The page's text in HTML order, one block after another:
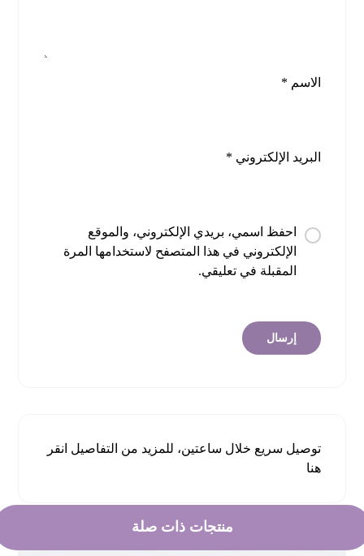
الاسم *
البريد الإلكتروني *
احفظ اسمي، بريدي الإلكتروني، والموقع
الإلكتروني في هذا المتصفح لاستخدامها المرة
المقبلة في تعليقي.
توصيل سريع خلال ساعتين، للمزيد من التفاصيل انقر
هنا
منتجات ذات صلة